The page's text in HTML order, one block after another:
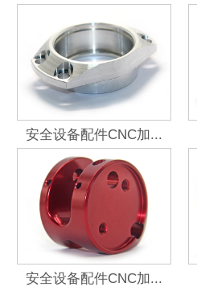
安全设备配件CNC加...
安全设备配件CNC加...